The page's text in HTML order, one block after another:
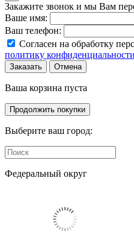
Закажите звонок и мы Вам
Ваше имя:
Ваш телефон:
Согласен на обработку
политику конфиденциальности
Заказать Отмена
Ваша корзина пуста
Продолжить покупки
Выберите ваш город:
Федеральный округ